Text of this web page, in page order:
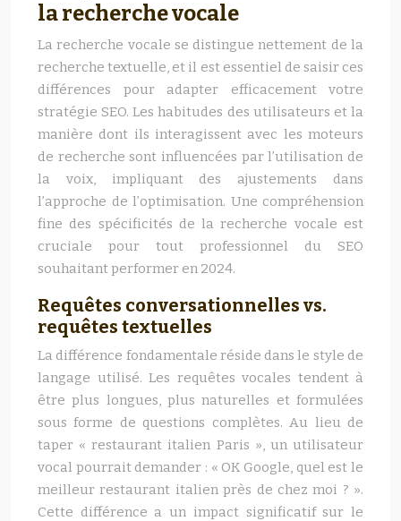
la recherche vocale
La recherche vocale se distingue nettement de la
recherche textuelle, et il est essentiel de saisir ces
différences pour adapter efficacement votre
stratégie SEO. Les habitudes des utilisateurs et la
manière dont ils interagissent avec les moteurs
de recherche sont influencées par l’utilisation de
la voix, impliquant des ajustements dans
l’approche de l’optimisation. Une compréhension
fine des spécificités de la recherche vocale est
cruciale pour tout professionnel du SEO
souhaitant performer en 2024.
Requêtes conversationnelles vs.
requêtes textuelles
La différence fondamentale réside dans le style de
langage utilisé. Les requêtes vocales tendent à
être plus longues, plus naturelles et formulées
sous forme de questions complètes. Au lieu de
taper « restaurant italien Paris », un utilisateur
vocal pourrait demander : « OK Google, quel est le
meilleur restaurant italien près de chez moi ? ».
Cette différence a un impact significatif sur le